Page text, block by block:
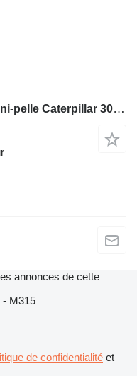
Moteur Mitsubishi S3L2 pour mini-pelle Caterpillar 303CR -302.5, S3L2
annonces de cette
- M315
de confidentialité et